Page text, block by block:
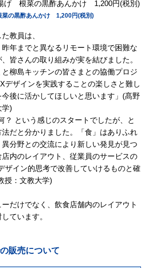
の黒酢あんかけ 1,200円(税別)
教員は、
昨年までと異なるリモート環境で困難な
皆さんの取り組みが実を結びました。
柳島キッチンの皆さまとの協働プロジ
デザインを実践することの楽しさと難し
後に活かしてほしいと思います」(髙野
学)
？ という感じのスタートでしたが、と
だと分かりました。「食」はありふれ
分野との交流により新しい発見が見つ
内のレイアウト、従業員のサービスの
ザイン的思考で改善していけるものと確
授：文教大学)
だけでなく、飲食店舗内のレイアウト
ています。
販売について